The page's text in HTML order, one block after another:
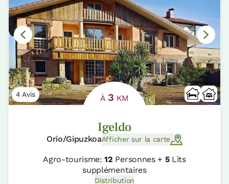
4 Avis À 3 KM
Igeldo
Orio/GipuzkoaAfficher sur la carte
Agro-tourisme:12 Personnes + 5Lits
supplémentaires
Distribution